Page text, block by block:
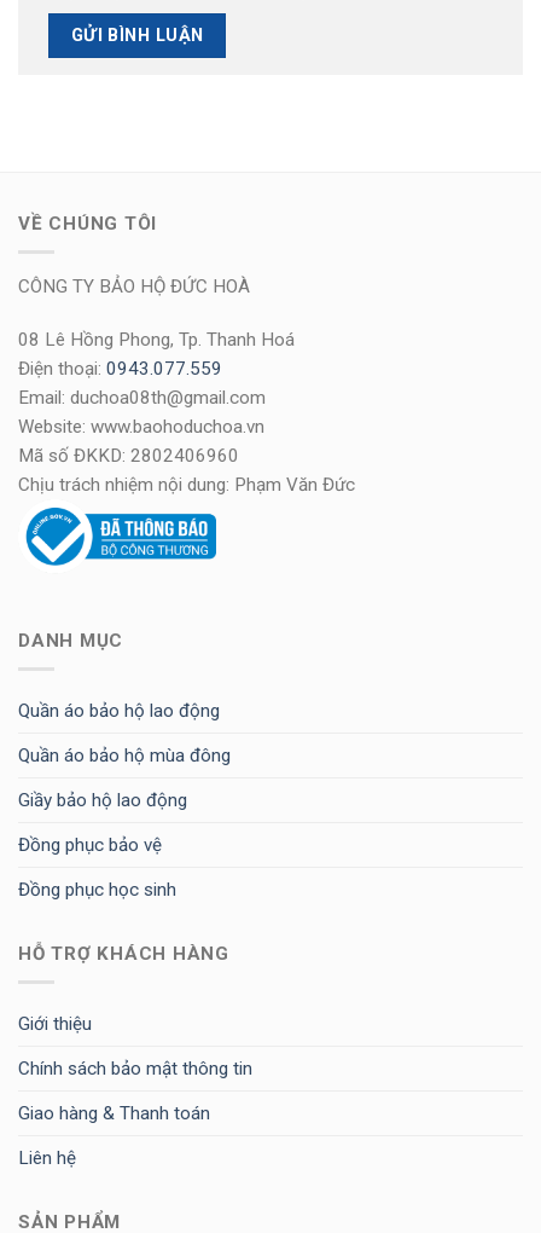
VỀ CHÚNG TÔI
CÔNG TY BẢO HỘ ĐỨC HOÀ
08 Lê Hồng Phong, Tp. Thanh Hoá
Điện thoại: 0943.077.559
Email: duchoa08th@gmail.com
Website: www.baohoduchoa.vn
Mã số ĐKKD: 2802406960
Chịu trách nhiệm nội dung: Phạm Văn Đức
DANH MỤC
Quần áo bảo hộ lao động
Quần áo bảo hộ mùa đông
Giầy bảo hộ lao động
Đồng phục bảo vệ
Đồng phục học sinh
HỖ TRỢ KHÁCH HÀNG
Giới thiệu
Chính sách bảo mật thông tin
Giao hàng & Thanh toán
Liên hệ
SẢN PHẨM